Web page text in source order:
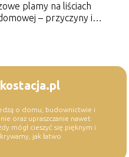
plamy na liściach
– przyczyny i
o domu, budownictwie i
oraz upraszczanie nawet
mógł cieszyć się pięknym i
jak łatwo